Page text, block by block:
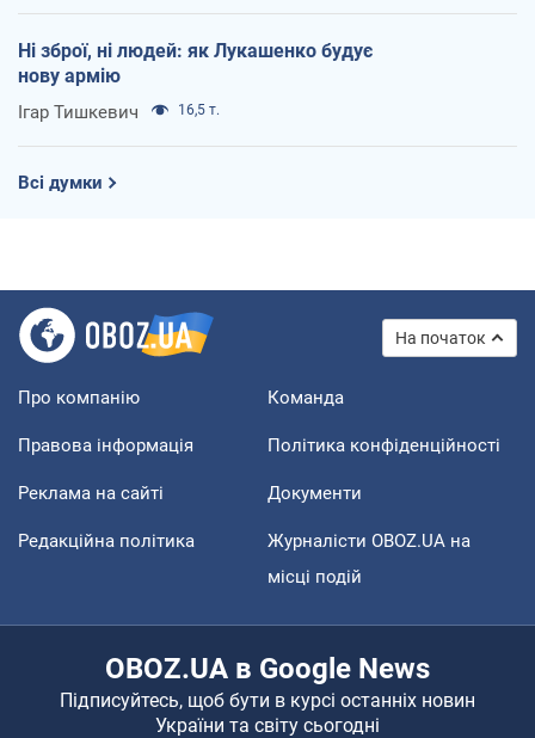
Ні зброї, ні людей: як Лукашенко будує
нову армію
Ігар Тишкевич 16,5 т.
Всі думки
На початок
Про компанію Команда
Правова інформація Політика конфіденційності
Реклама на сайті Документи
Редакційна політика
Журналісти OBOZ.UA на
місці подій
OBOZ.UA в Google News
Підписуйтесь, щоб бути в курсі останніх новин
України та світу сьогодні